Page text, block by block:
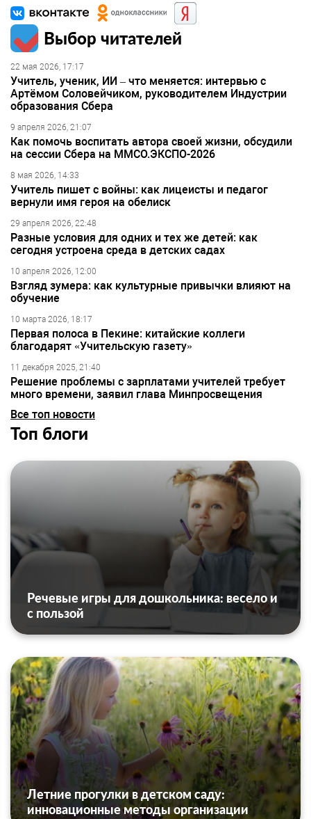
Выбор читателей
22 мая 2026, 17:17
Учитель, ученик, ИИ – что меняется: интервью с
Артёмом Соловейчиком, руководителем Индустрии
образования Сбера
9 апреля 2026, 21:07
Как помочь воспитать автора своей жизни, обсудили
на сессии Сбера на ММСО.ЭКСПО-2026
8 мая 2026, 14:33
Учитель пишет с войны: как лицеисты и педагог
вернули имя героя на обелиск
29 апреля 2026, 22:48
Разные условия для одних и тех же детей: как
сегодня устроена среда в детских садах
10 апреля 2026, 12:00
Взгляд зумера: как культурные привычки влияют на
обучение
10 марта 2026, 18:17
Первая полоса в Пекине: китайские коллеги
благодарят «Учительскую газету»
11 декабря 2025, 21:40
Решение проблемы с зарплатами учителей требует
много времени, заявил глава Минпросвещения
Все топ новости
Топ блоги
Речевые игры для дошкольника: весело и
с пользой
Летние прогулки в детском саду:
инновационные методы организации